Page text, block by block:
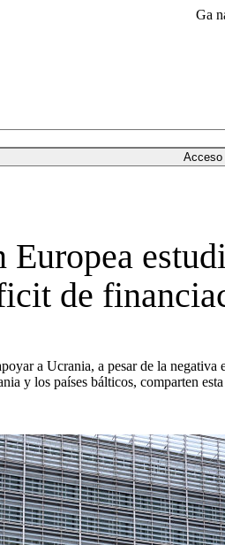
Ga
Acceso
de
a Ucrania, a pesar de la
y los países bálticos, comparten